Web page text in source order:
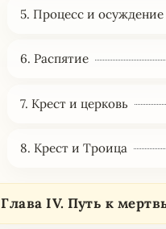
5. Процесс и осуждение
6. Распятие
7. Крест и церковь
8. Крест и Троица
Глава IV. Путь к